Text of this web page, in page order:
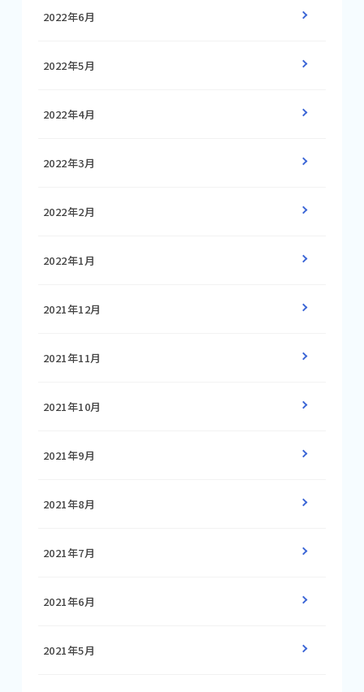
2022年6月
2022年5月
2022年4月
2022年3月
2022年2月
2022年1月
2021年12月
2021年11月
2021年10月
2021年9月
2021年8月
2021年7月
2021年6月
2021年5月